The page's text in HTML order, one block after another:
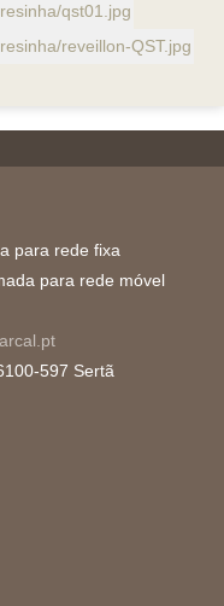
para rede fixa
para rede móvel
597 Sertã